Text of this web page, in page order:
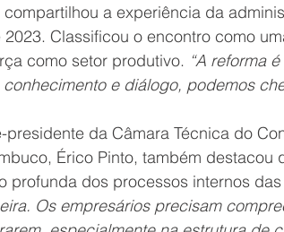
compartilhou a experiência da
2023. Classificou o encontro como
como setor produtivo. “A reforma
conhecimento e diálogo, podemos
presidente da Câmara Técnica do
Érico Pinto, também
profunda dos processos internos
Os empresários precisam